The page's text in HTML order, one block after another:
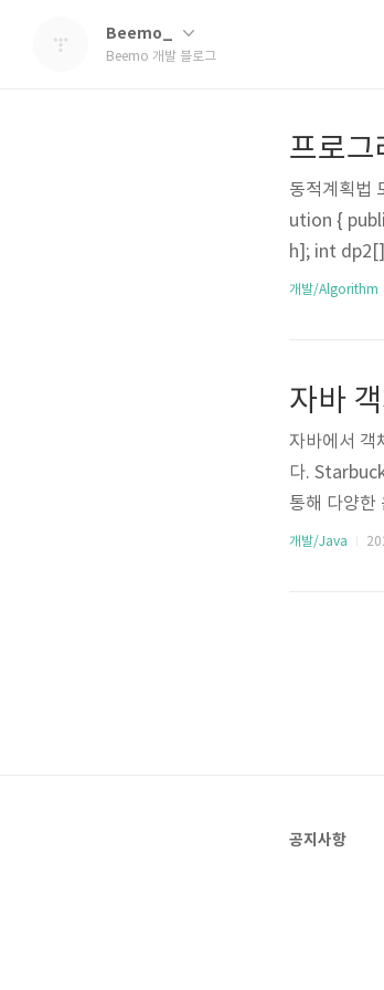
Beemo_
Beemo 개발 블로그
프로그
동적계획법
ution {
h]; int
dp2[1] =
개발/Algorithm
자바
자바에서 객
다.
통해 다양
개발/Java
공지사항